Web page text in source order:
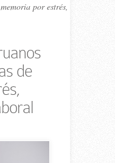
por estrés,
de